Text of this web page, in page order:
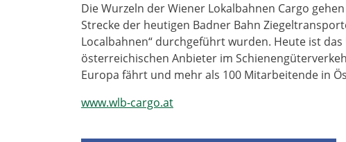
Die Wurzeln der Wiener Lokalbahnen Cargo
Strecke der heutigen Badner Bahn
Localbahnen“ durchgeführt wurden. Heute ist
österreichischen Anbieter im
Europa fährt und mehr als 100 Mitarbeitende in
www.wlb-cargo.at